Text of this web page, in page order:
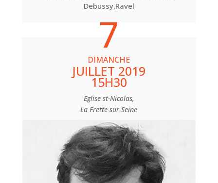
Debussy,Ravel
7
DIMANCHE
JUILLET 2019
15H30
Eglise st-Nicolas,
La Frette-sur-Seine